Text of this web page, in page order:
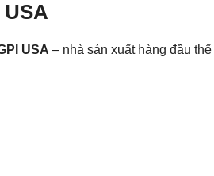
USA – nhà sản xuất hàng đầu